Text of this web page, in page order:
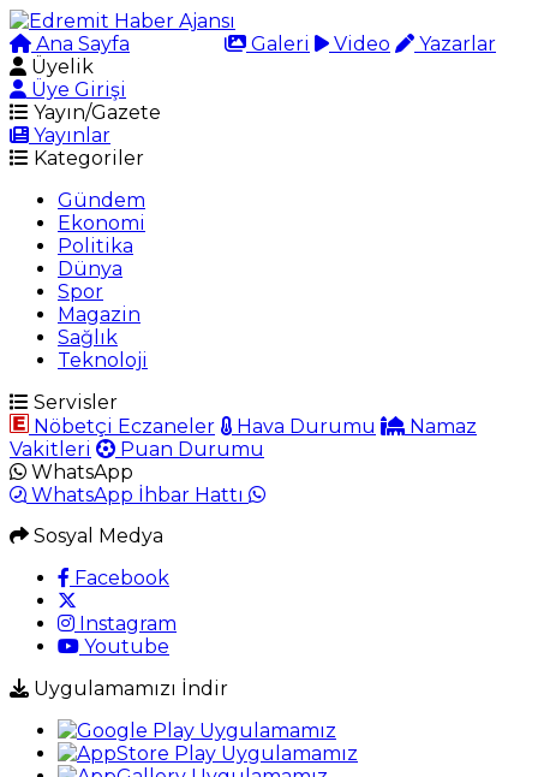
Ana Sayfa Galeri Video
Yazarlar
Üyelik
Üye Girişi
Yayın/Gazete
Yayınlar
Kategoriler
Gündem
Ekonomi
Politika
Dünya
Spor
Magazin
Sağlık
Teknoloji
Servisler
Nöbetçi Eczaneler
Hava Durumu
Namaz
Vakitleri
Puan Durumu
WhatsApp
WhatsApp İhbar Hattı
Sosyal Medya
Facebook
Instagram
Youtube
Uygulamamızı İndir